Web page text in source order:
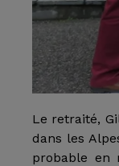
Le retraité,
dans les
probable en